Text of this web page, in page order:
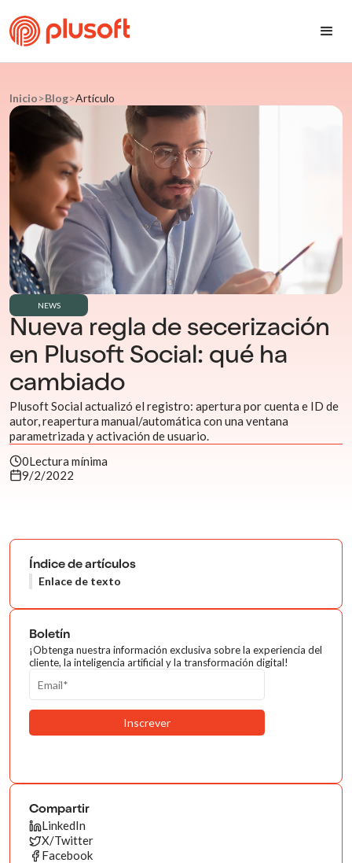
Inicio>Blog>Artículo
NEWS
Nueva regla de secerización
en Plusoft Social: qué ha
cambiado
Plusoft Social actualizó el registro: apertura por cuenta e ID de
autor, reapertura manual/automática con una ventana
parametrizada y activación de usuario.
0Lectura mínima
9/2/2022
Índice de artículos
Enlace de texto
Boletín
¡Obtenga nuestra información exclusiva sobre la experiencia del
cliente, la inteligencia artificial y la transformación digital!
Compartir
LinkedIn
X/Twitter
Facebook